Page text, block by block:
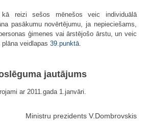
reizi sešos mēnešos veic individuālā
pasākumu novērtējumu, ja nepieciešams,
ģimenes vai ārstējošo ārstu, un veic
veidlapas 39.punktā
jautājums
ar 2011.gada 1.janvāri.
Ministru prezidents V.Dombrovskis